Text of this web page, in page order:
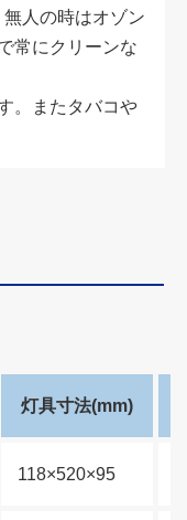
人の時はオゾン
常にクリーンな
。またタバコや
灯具寸法(mm)
118×520×95